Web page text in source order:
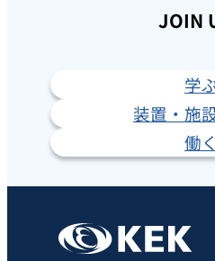
JOIN
学
装置・施
働く